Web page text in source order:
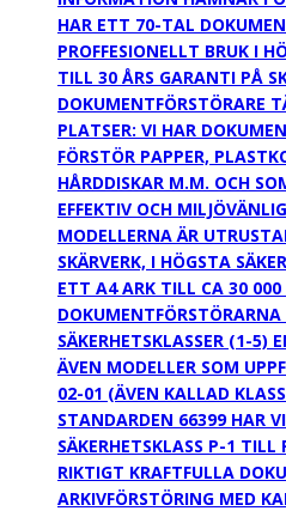
HAR ETT 70-TAL
PROFFESIONELLT BRUK I
TILL 30 ÅRS GARANTI PÅ
DOKUMENTFÖRSTÖRARE
PLATSER: VI HAR
FÖRSTÖR PAPPER,
HÅRDDISKAR M.M. OCH
EFFEKTIV OCH
MODELLERNA ÄR
SKÄRVERK, I HÖGSTA
ETT A4 ARK TILL CA 30 000
SÄKERHETSKLASSER (1-5)
ÄVEN MODELLER SOM
02-01 (ÄVEN KALLAD
STANDARDEN 66399 HAR
SÄKERHETSKLASS P-1
RIKTIGT KRAFTFULLA
ARKIVFÖRSTÖRING MED